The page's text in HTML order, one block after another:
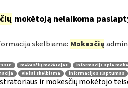
mokėtoją nelaikoma
skelbiama: Mokesčių
str. mokesčių mokėtojas informacija apie
viešai skelbiama informacijos slaptumas
ir mokesčių mokėtojo